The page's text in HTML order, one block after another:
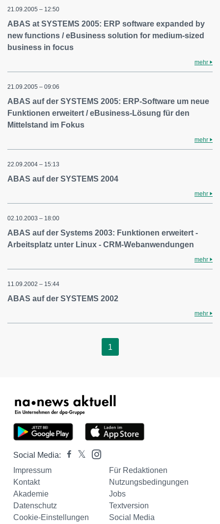
21.09.2005 – 12:50
ABAS at SYSTEMS 2005: ERP software expanded by
new functions / eBusiness solution for medium-sized
business in focus
mehr
21.09.2005 – 09:06
ABAS auf der SYSTEMS 2005: ERP-Software um neue
Funktionen erweitert / eBusiness-Lösung für den
Mittelstand im Fokus
mehr
22.09.2004 – 15:13
ABAS auf der SYSTEMS 2004
mehr
02.10.2003 – 18:00
ABAS auf der Systems 2003: Funktionen erweitert -
Arbeitsplatz unter Linux - CRM-Webanwendungen
mehr
11.09.2002 – 15:44
ABAS auf der SYSTEMS 2002
mehr
1
Social Media:
Impressum
Für Redaktionen
Kontakt
Nutzungsbedingungen
Akademie
Jobs
Datenschutz
Textversion
Cookie-Einstellungen
Social Media